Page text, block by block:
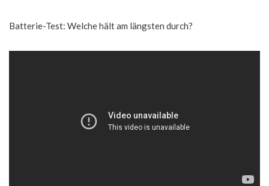
Batterie-Test: Welche hält am längsten durch?